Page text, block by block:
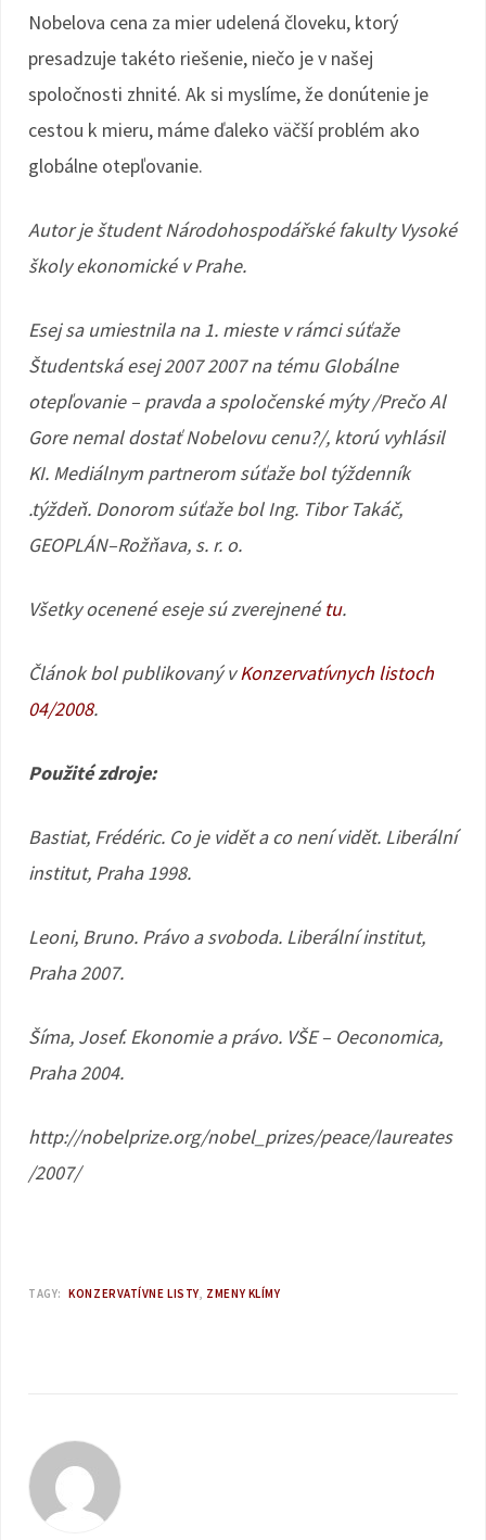
Nobelova cena za mier udelená človeku, ktorý
presadzuje takéto riešenie, niečo je v našej
spoločnosti zhnité. Ak si myslíme, že donútenie je
cestou k mieru, máme ďaleko väčší problém ako
globálne otepľovanie.
Autor je študent Národohospodářské fakulty Vysoké
školy ekonomické v Prahe.
Esej sa umiestnila na 1. mieste v rámci súťaže
Študentská esej 2007 2007 na tému Globálne
otepľovanie – pravda a spoločenské mýty /Prečo Al
Gore nemal dostať Nobelovu cenu?/, ktorú vyhlásil
KI. Mediálnym partnerom súťaže bol týždenník
.týždeň. Donorom súťaže bol Ing. Tibor Takáč,
GEOPLÁN–Rožňava, s. r. o.
Všetky ocenené eseje sú zverejnenétu.
Článok bol publikovaný vKonzervatívnych listoch
04/2008.
Použité zdroje:
Bastiat, Frédéric. Co je vidět a co není vidět. Liberální
institut, Praha 1998.
Leoni, Bruno. Právo a svoboda. Liberální institut,
Praha 2007.
Šíma, Josef. Ekonomie a právo. VŠE – Oeconomica,
Praha 2004.
http://nobelprize.org/nobel_prizes/peace/laureates
/2007/
TAGY: KONZERVATÍVNE LISTY ZMENY KLÍMY